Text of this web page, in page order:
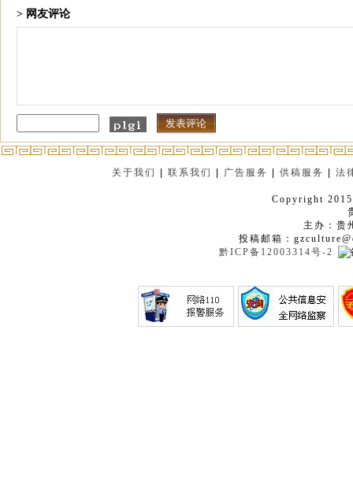
> 网友评论
关于我们 |联系我们 广告服务 |供稿服务 |法
Copyright
主办：贵
投稿邮箱：
黔ICP备12003314号-2